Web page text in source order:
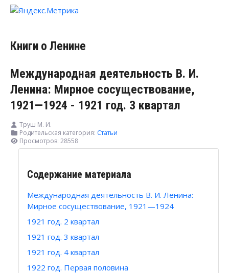
Книги о Ленине
Международная деятельность В. И.
Ленина: Мирное сосуществование,
1921—1924 - 1921 год. 3 квартал
Труш M. И.
Родительская категория: Статьи
Просмотров: 28558
Содержание материала
Международная деятельность В. И. Ленина:
Мирное сосуществование, 1921—1924
1921 год. 2 квартал
1921 год. 3 квартал
1921 год. 4 квартал
1922 год. Первая половина